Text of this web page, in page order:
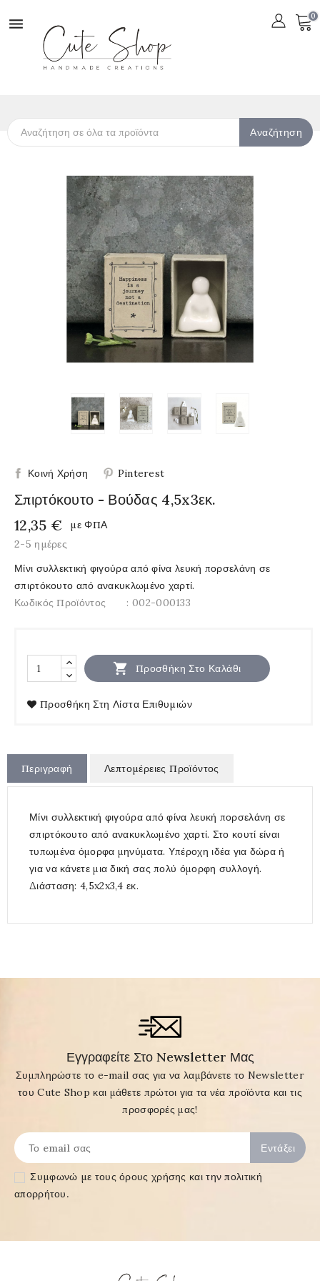
 0
Αναζήτηση
Κοινή Χρήση Pinterest
Σπιρτόκουτο - Βούδας 4,5x3εκ.
12,35 €
με ΦΠΑ
2-5 ημέρες
Μίνι συλλεκτική φιγούρα από φίνα λευκή πορσελάνη σε
σπιρτόκουτο από ανακυκλωμένο χαρτί.
Κωδικός Προϊόντος
: 002-000133
 Προσθήκη Στο Καλάθι
Προσθήκη Στη Λίστα Επιθυμιών
Περιγραφή Λεπτομέρειες Προϊόντος
Μίνι συλλεκτική φιγούρα από φίνα λευκή πορσελάνη σε
σπιρτόκουτο από ανακυκλωμένο χαρτί. Στο κουτί είναι
τυπωμένα όμορφα μηνύματα. Υπέροχη ιδέα για δώρα ή
για να κάνετε μια δική σας πολύ όμορφη συλλογή.
Διάσταση: 4,5x2x3,4 εκ.
Εγγραφείτε Στο Newsletter Μας
Συμπληρώστε το e-mail σας για να λαμβάνετε το Newsletter
του Cute Shop και μάθετε πρώτοι για τα νέα προϊόντα και τις
προσφορές μας!
Συμφωνώ με τουςόρους χρήσης και την πολιτική
απορρήτου.